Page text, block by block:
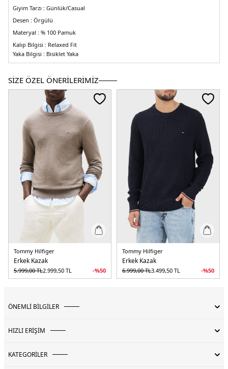
Giyim Tarzı : Günlük/Casual
Desen : Örgülü
Materyal : % 100 Pamuk
Kalıp Bilgisi : Relaxed Fit
Yaka Bilgisi : Bisiklet Yaka
Kol Bilgisi :Uzun Kol
3DE1MW0MW33132YBI.25
Çocuk
Devamını Gör
SİZE ÖZEL ÖNERİLERİMİZ
Tommy Hilfiger
Erkek Kazak
5.999,00TL2.999,50 TL -%50
Tommy Hilfiger
Erkek Kazak
6.999,00TL3.499,50 TL -%50
ÖNEMLİ BİLGİLER
HIZLI ERİŞİM
KATEGORİLER